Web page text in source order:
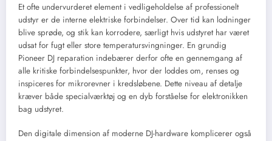
Et ofte undervurderet element i vedligeholdelse af professionelt
udstyr er de interne elektriske forbindelser. Over tid kan lodninger
blive sprøde, og stik kan korrodere, særligt hvis udstyret har været
udsat for fugt eller store temperatursvingninger. En grundig
Pioneer DJ reparation indebærer derfor ofte en gennemgang af
alle kritiske forbindelsespunkter, hvor der loddes om, renses og
inspiceres for mikrorevner i kredsløbene. Dette niveau af detalje
kræver både specialværktøj og en dyb forståelse for elektronikken
bag udstyret.
Den digitale dimension af moderne DJ-hardware komplicerer også